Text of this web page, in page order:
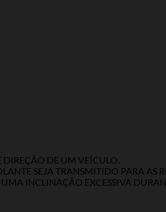
DE UM VEÍCULO.
SEJA TRANSMITIDO PARA AS
INCLINAÇÃO EXCESSIVA